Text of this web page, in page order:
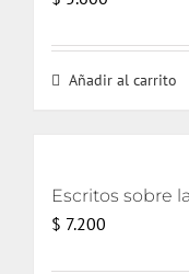
Añadir al carrito
Escritos sobre
$ 7.200